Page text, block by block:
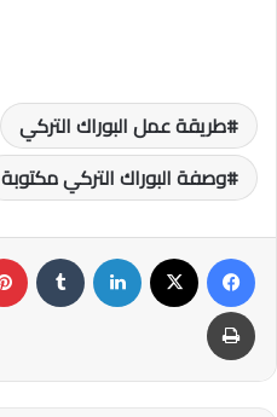
طريقة عمل البوراك التركي
وصفة البوراك التركي مكتوبة